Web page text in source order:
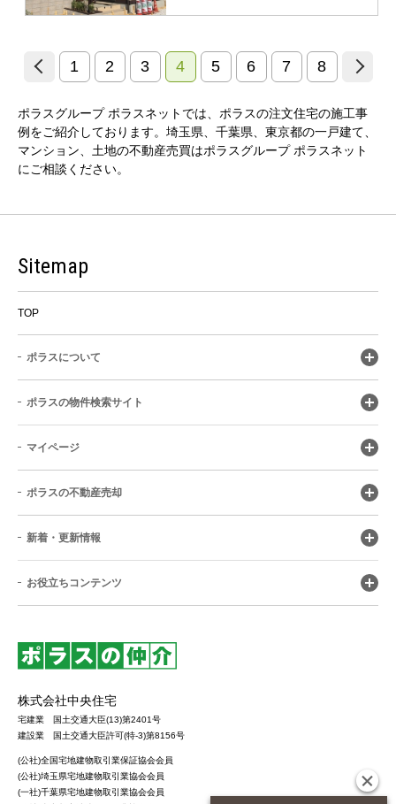
1 2 3 4 5 6 7 8
ポラスグループ ポラスネットでは、ポラスの注文住宅の施工事
例をご紹介しております。埼玉県、千葉県、東京都の一戸建て、
マンション、土地の不動産売買はポラスグループ ポラスネット
にご相談ください。
Sitemap
TOP
ポラスについて
ポラスの物件検索サイト
マイページ
ポラスの不動産売却
新着・更新情報
お役立ちコンテンツ
株式会社中央住宅
宅建業 国土交通大臣(13)第2401号
建設業 国土交通大臣許可(特-3)第8156号
(公社)全国宅地建物取引業保証協会会員
(公社)埼玉県宅地建物取引業協会会員
(一社)千葉県宅地建物取引業協会会員